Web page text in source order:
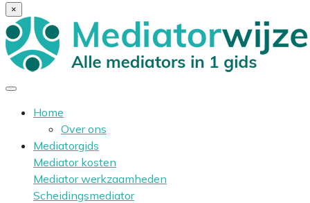
×
Home
Over ons
Mediatorgids
Mediator kosten
Mediator werkzaamheden
Scheidingsmediator